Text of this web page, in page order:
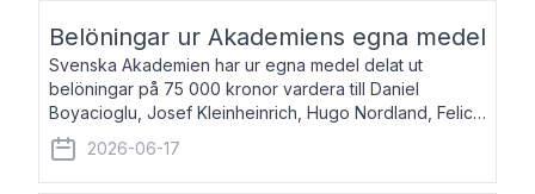
Belöningar ur Akademiens egna medel
Svenska Akademien har ur egna medel delat ut
belöningar på 75 000 kronor vardera till Daniel
Boyacioglu, Josef Kleinheinrich, Hugo Nordland, Felicia
Stenroth och Svante Strandberg. Daniel Boyacioglu,
född 1981, är poet och scenartist. Josef
2026-06-17